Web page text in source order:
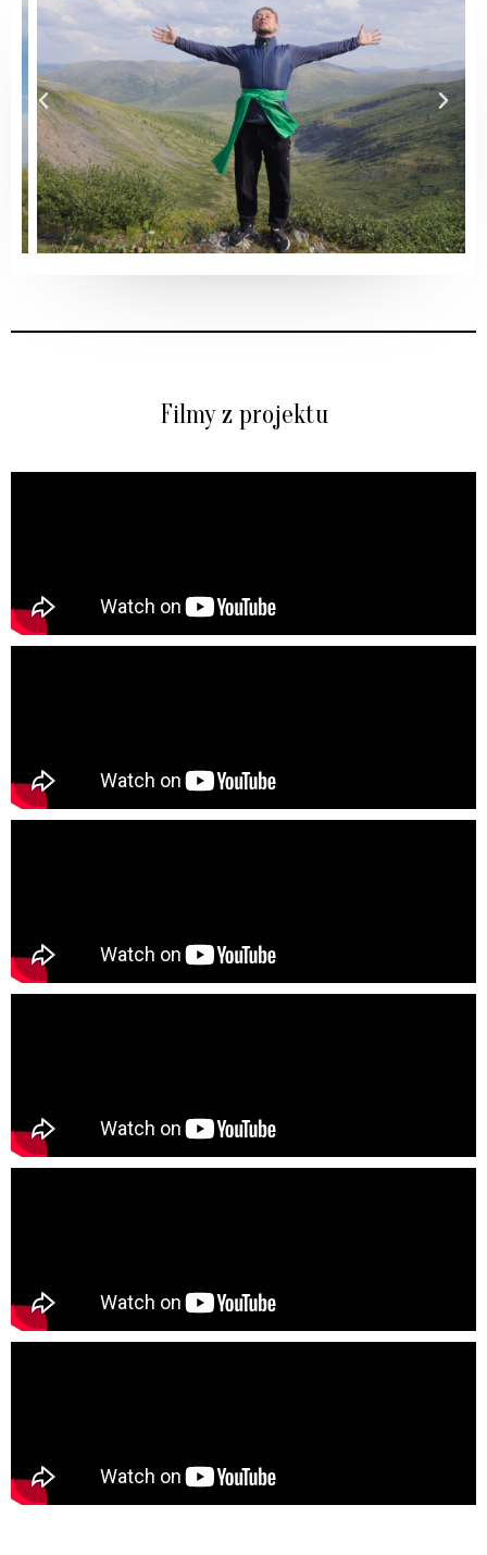
Filmy z projektu